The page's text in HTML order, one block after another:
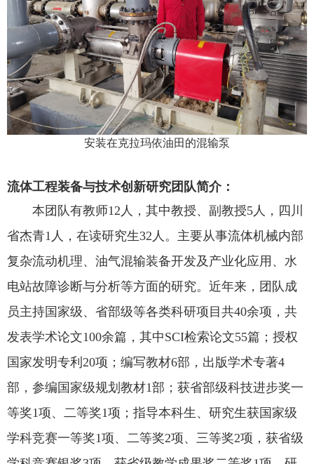
安装在克拉玛依油田的混输泵
流体工程装备与技术创新研究团队简介：
本团队有教师12人，其中教授、副教授5人，四川
省杰青1人，在读研究生32人。主要从事流体机械内部
复杂流动机理、油气混输装备开发及产业化应用、水
电站故障诊断与分析等方面的研究。近年来，团队成
员主持国家级、省部级等各类科研项目共40余项，共
发表学术论文100余篇，其中SCI检索论文55篇；授权
国家发明专利20项；编写教材6部，出版学术专著4
部，参编国家级规划教材1部；获省部级科技进步奖一
等奖1项、二等奖1项；指导本科生、研究生获国家级
学科竞赛一等奖1项、二等奖2项、三等奖2项，获省级